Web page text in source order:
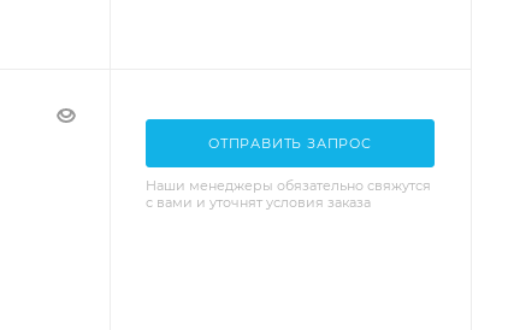
ОТПРАВИТЬ ЗАПРОС
Наши менеджеры обязательно свяжутся
с вами и уточнят условия заказа